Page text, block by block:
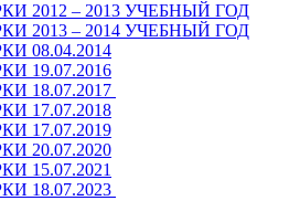
2012 – 2013 УЧЕБНЫЙ ГОД
2013 – 2014 УЧЕБНЫЙ ГОД
08.04.2014
19.07.2016
18.07.2017
17.07.2018
17.07.2019
20.07.2020
15.07.2021
18.07.2023